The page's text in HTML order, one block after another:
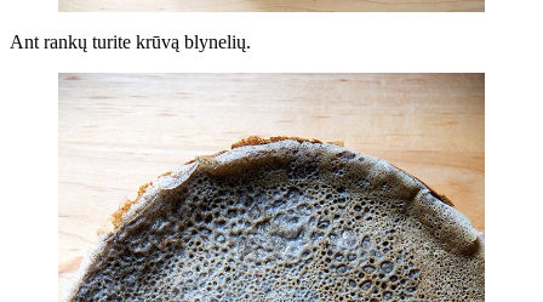
Ant rankų turite krūvą blynelių.